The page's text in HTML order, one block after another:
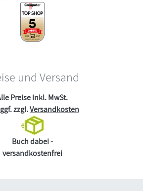
und Versand
Preise inkl. MwSt.
zzgl.Versandkosten
Buch dabei -
versandkostenfrei